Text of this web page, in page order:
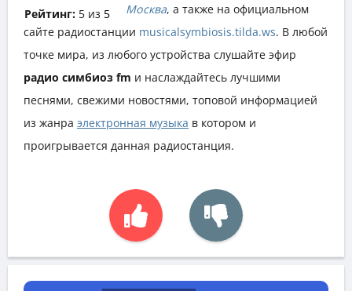
Рейтинг: 5из 5
Москва, а также на официальном
сайте радиостанции musicalsymbiosis.tilda.ws. В любой
точке мира, из любого устройства слушайте эфир
радио симбиоз fm и наслаждайтесь лучшими
песнями, свежими новостями, топовой информацией
из жанра электронная музыка в котором и
проигрывается данная радиостанция.